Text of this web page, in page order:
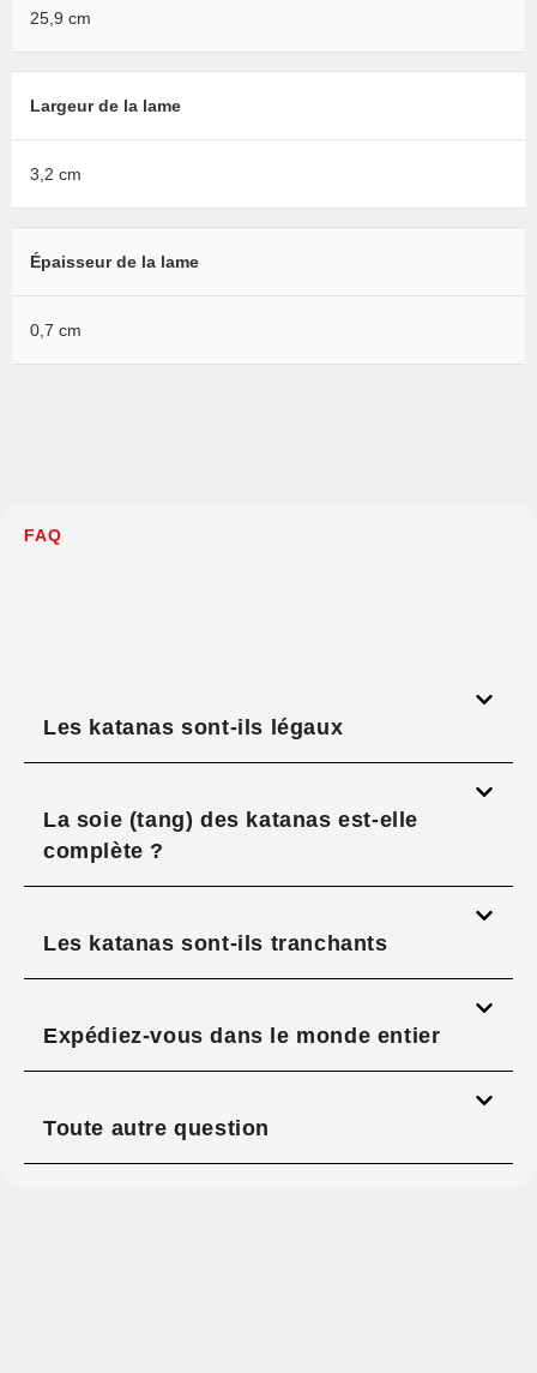
25,9 cm
Largeur de la lame
3,2 cm
Épaisseur de la lame
0,7 cm
FAQ
Les katanas sont-ils légaux
La soie (tang) des katanas est-elle
complète ?
Les katanas sont-ils tranchants
Expédiez-vous dans le monde entier
Toute autre question